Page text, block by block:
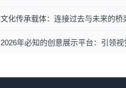
文化传承载体：连接过去与未来的桥
2026年必知的创意展示平台：引领